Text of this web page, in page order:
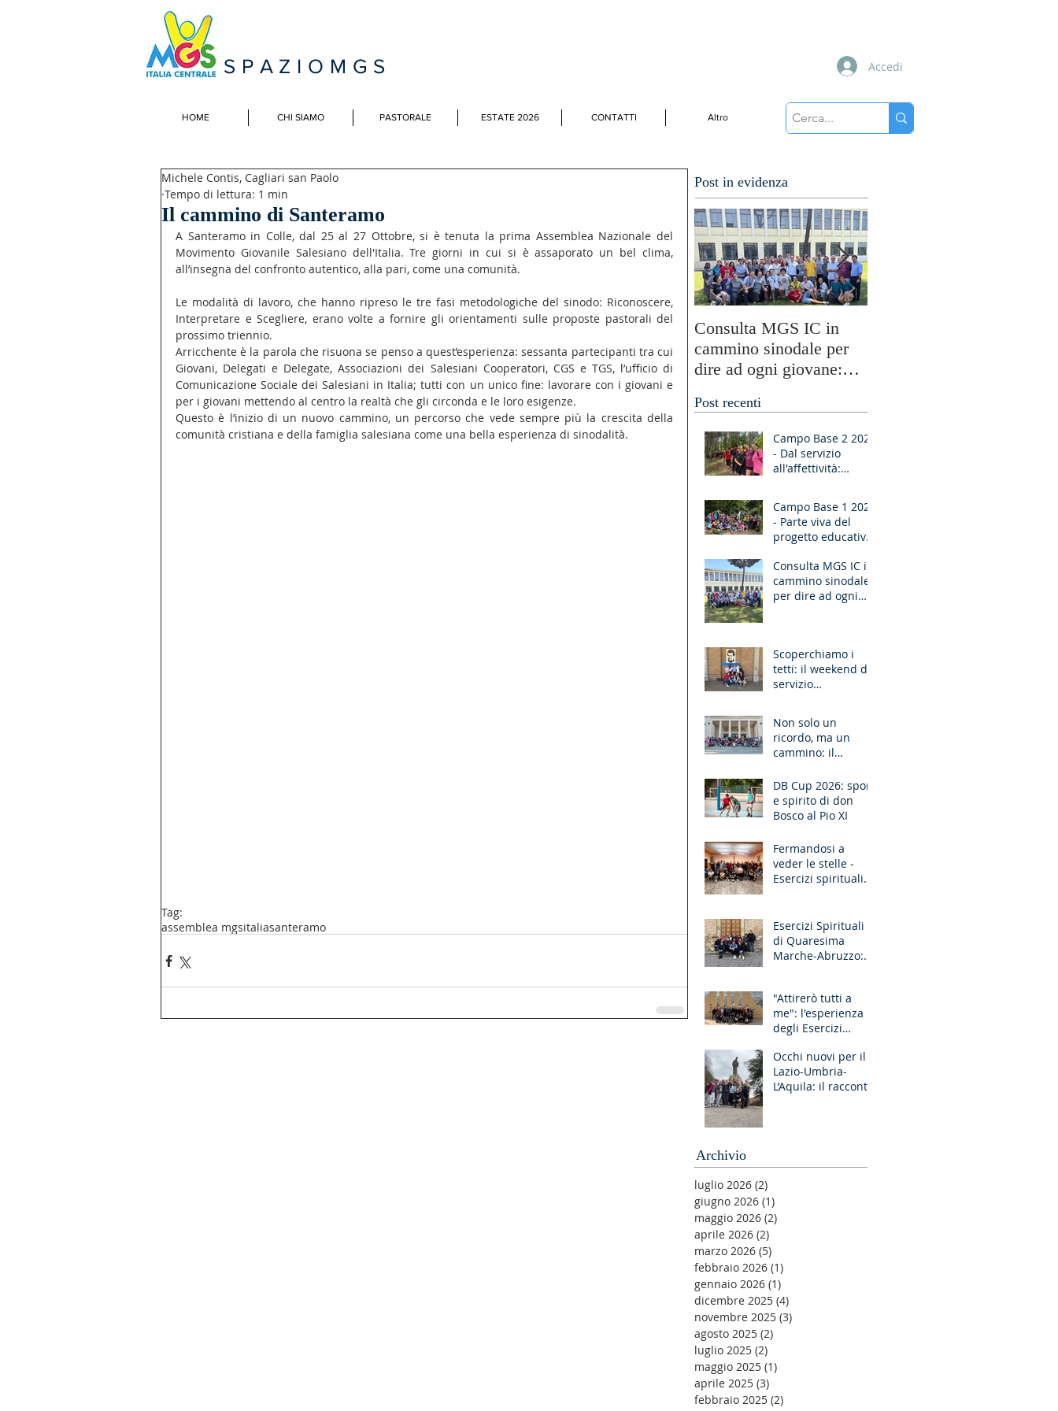
SPAZIOMGS
HOME CHI SIAMO PASTORALE ESTATE 2026 CONTATTI Altro
Accedi
Il cammino di Santeramo
Michele Contis, Cagliari san Paolo
Tempo di lettura: 1 min
A Santeramo in Colle, dal 25 al 27 Ottobre, si è tenuta la prima Assemblea Nazionale del
Movimento Giovanile Salesiano dell'Italia. Tre giorni in cui si è assaporato un bel clima,
all’insegna del confronto autentico, alla pari, come una comunità.
Le modalità di lavoro, che hanno ripreso le tre fasi metodologiche del sinodo: Riconoscere,
Interpretare e Scegliere, erano volte a fornire gli orientamenti sulle proposte pastorali del
prossimo triennio.
Arricchente è la parola che risuona se penso a quest’esperienza: sessanta partecipanti tra cui
Giovani, Delegati e Delegate, Associazioni dei Salesiani Cooperatori, CGS e TGS, l’ufficio di
Comunicazione Sociale dei Salesiani in Italia; tutti con un unico fine: lavorare con i giovani e
per i giovani mettendo al centro la realtà che gli circonda e le loro esigenze.
Questo è l’inizio di un nuovo cammino, un percorso che vede sempre più la crescita della
comunità cristiana e della famiglia salesiana come una bella esperienza di sinodalità.
Tag:
assemblea mgsitaliasanteramo
Post in evidenza
Consulta MGS IC in
cammino sinodale per
dire ad ogni giovane:
Alzati!”
Post recenti
Campo Base 2 2026
- Dal servizio
all'affettività:
Campo Base 1 2026
- Parte viva del
progetto educativo
Consulta MGS IC in
cammino sinodale
per dire ad ogni
Scoperchiamo i
tetti: il weekend di
servizio
Non solo un
ricordo, ma un
cammino: il
unisce le
generazioni
DB Cup 2026: sport
e spirito di don
Bosco al Pio XI
Fermandosi a
veder le stelle -
Esercizi spirituali
Esercizi Spirituali
di Quaresima
Marche-Abruzzo:
"Attirerò tutti a
me": l'esperienza
degli Esercizi
Liguria-Toscana e
GR Discernimento
Occhi nuovi per il
Lazio-Umbria-
L’Aquila: il racconto
Archivio
luglio 2026 (2)
giugno 2026 (1)
maggio 2026 (2)
aprile 2026 (2)
marzo 2026 (5)
febbraio 2026 (1)
gennaio 2026 (1)
dicembre 2025 (4)
novembre 2025 (3)
agosto 2025 (2)
luglio 2025 (2)
maggio 2025 (1)
aprile 2025 (3)
febbraio 2025 (2)